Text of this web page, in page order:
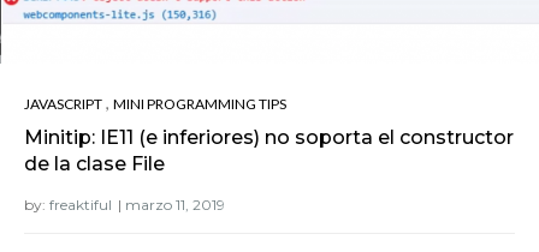
JAVASCRIPT , MINI PROGRAMMING TIPS
Minitip: IE11 (e inferiores) no soporta el constructor
de la clase File
by: freaktiful